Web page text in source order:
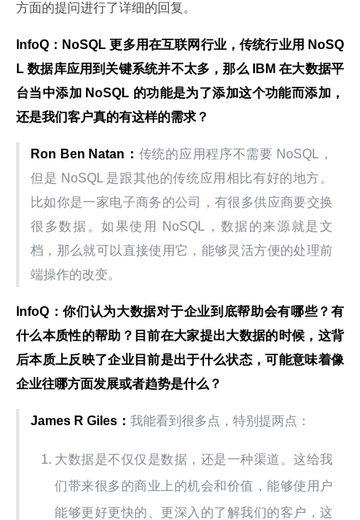
方面的提问进行了详细的回复。
InfoQ：NoSQL 更多用在互联网行业，传统行业用 NoSQ
L 数据库应用到关键系统并不太多，那么 IBM 在大数据平
台当中添加 NoSQL 的功能是为了添加这个功能而添加，
还是我们客户真的有这样的需求？
Ron Ben Natan： 传统的应用程序不需要 NoSQL，
但是 NoSQL 是跟其他的传统应用相比有好的地方。
比如你是一家电子商务的公司，有很多供应商要交换
很多数据。如果使用 NoSQL，数据的来源就是文
档，那么就可以直接使用它，能够灵活方便的处理前
端操作的改变。
InfoQ：你们认为大数据对于企业到底帮助会有哪些？有
什么本质性的帮助？目前在大家提出大数据的时候，这背
后本质上反映了企业目前是出于什么状态，可能意味着像
企业往哪方面发展或者趋势是什么？
James R Giles： 我能看到很多点，特别提两点：
大数据是不仅仅是数据，还是一种渠道。这给我
们带来很多的商业上的机会和价值，能够使用户
能够更好更快的、更深入的了解我们的客户，这